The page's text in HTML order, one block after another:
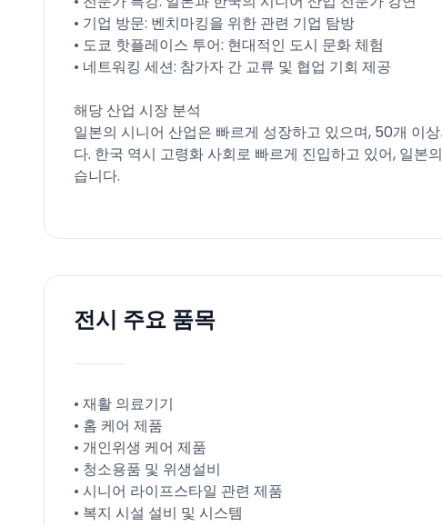
• 기업 방문: 벤치마킹을 위한 관련 기업 탐방
• 도쿄 핫플레이스 투어: 현대적인 도시 문화 체험
• 네트워킹 세션: 참가자 간 교류 및 협업 기회 제공
해당 산업 시장 분석
일본의 시니어 산업은 빠르게 성장하고 있으며, 50개 이
다. 한국 역시 고령화 사회로 빠르게 진입하고 있어, 일본
습니다.
전시 주요 품목
• 재활 의료기기
• 홈 케어 제품
• 개인위생 케어 제품
• 청소용품 및 위생설비
• 시니어 라이프스타일 관련 제품
• 복지 시설 설비 및 시스템